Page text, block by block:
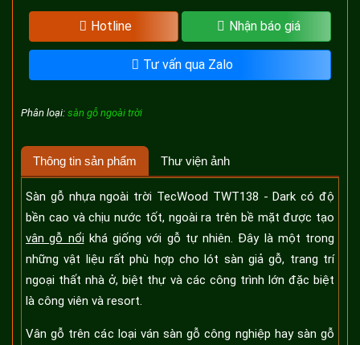
Hotline Nhận báo giá
Tư vấn qua Zalo
Phân loại: sàn gỗ ngoài trời
Thông tin sản phẩm Thư viện ảnh
Sàn gỗ nhựa ngoài trời TecWood TWT138 - Dark có độ
bền cao và chịu nước tốt, ngoài ra trên bề mặt được tạo
vân gỗ nổi khá giống với gỗ tự nhiên. Đây là một trong
những vật liệu rất phù hợp cho lót sàn giả gỗ, trang trí
ngoại thất nhà ở, biệt thự và các công trình lớn đặc biệt
là công viên và resort.
Vân gỗ trên các loại ván sàn gỗ công nghiệp hay sàn gỗ